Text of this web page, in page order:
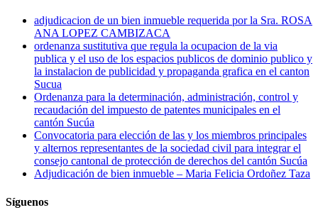
adjudicacion de un bien inmueble requerida por la Sra. ROSA
ANA LOPEZ CAMBIZACA
ordenanza sustitutiva que regula la ocupacion de la via
publica y el uso de los espacios publicos de dominio publico y
la instalacion de publicidad y propaganda grafica en el canton
Sucua
Ordenanza para la determinación, administración, control y
recaudación del impuesto de patentes municipales en el
cantón Sucúa
Convocatoria para elección de las y los miembros principales
y alternos representantes de la sociedad civil para integrar el
consejo cantonal de protección de derechos del cantón Sucúa
Adjudicación de bien inmueble – Maria Felicia Ordoñez Taza
Síguenos